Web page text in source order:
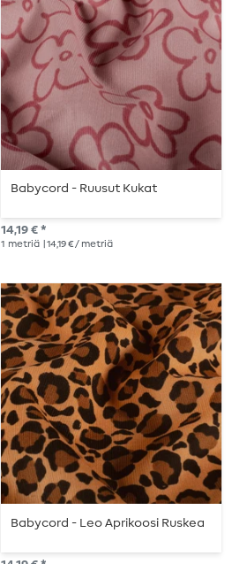
Babycord - Ruusut Kukat
14,19 € *
1 metriä | 14,19 € / metriä
Babycord - Leo Aprikoosi Ruskea